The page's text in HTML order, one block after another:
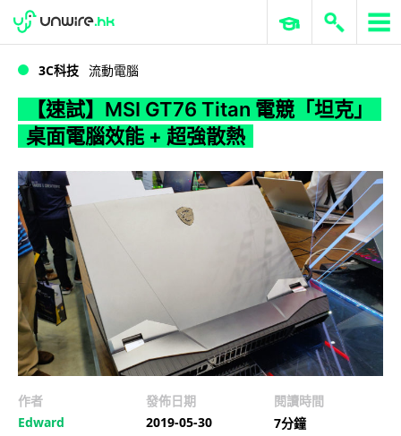
WWDC 2026 ERP 與商業 AI
3C科技 流動電腦
【速試】MSI GT76 Titan 電競「坦克」
桌面電腦效能 + 超強散熱
作者
Edward
發佈日期
2019-05-30
閱讀時間
7分鐘